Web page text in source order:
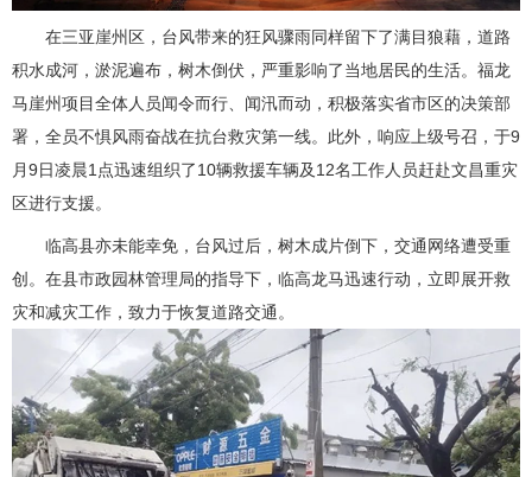
在三亚崖州区，台风带来的狂风骤雨同样留下了满目狼藉，道路
积水成河，淤泥遍布，树木倒伏，严重影响了当地居民的生活。福龙
马崖州项目全体人员闻令而行、闻汛而动，积极落实省市区的决策部
署，全员不惧风雨奋战在抗台救灾第一线。此外，响应上级号召，于9
月9日凌晨1点迅速组织了10辆救援车辆及12名工作人员赶赴文昌重灾
区进行支援。
临高县亦未能幸免，台风过后，树木成片倒下，交通网络遭受重
创。在县市政园林管理局的指导下，临高龙马迅速行动，立即展开救
灾和减灾工作，致力于恢复道路交通。